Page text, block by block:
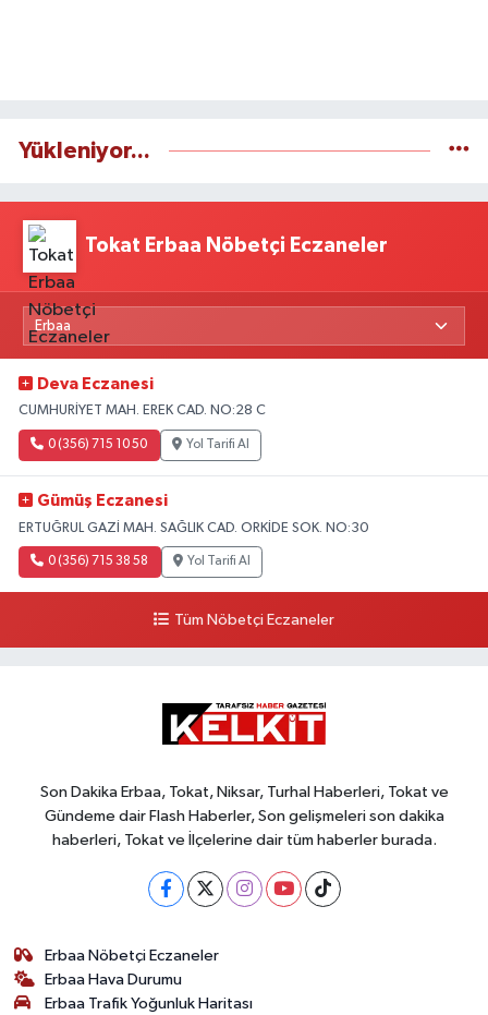
Yükleniyor...
Tokat Erbaa Nöbetçi Eczaneler
Deva Eczanesi
CUMHURİYET MAH. EREK CAD. NO:28 C
0 (356) 715 10 50 Yol Tarifi Al
Gümüş Eczanesi
ERTUĞRUL GAZİ MAH. SAĞLIK CAD. ORKİDE SOK. NO:30
0 (356) 715 38 58 Yol Tarifi Al
Tüm Nöbetçi Eczaneler
Son Dakika Erbaa, Tokat, Niksar, Turhal Haberleri, Tokat ve
Gündeme dair Flash Haberler, Son gelişmeleri son dakika
haberleri, Tokat ve İlçelerine dair tüm haberler burada.
Erbaa Nöbetçi Eczaneler
Erbaa Hava Durumu
Erbaa Trafik Yoğunluk Haritası